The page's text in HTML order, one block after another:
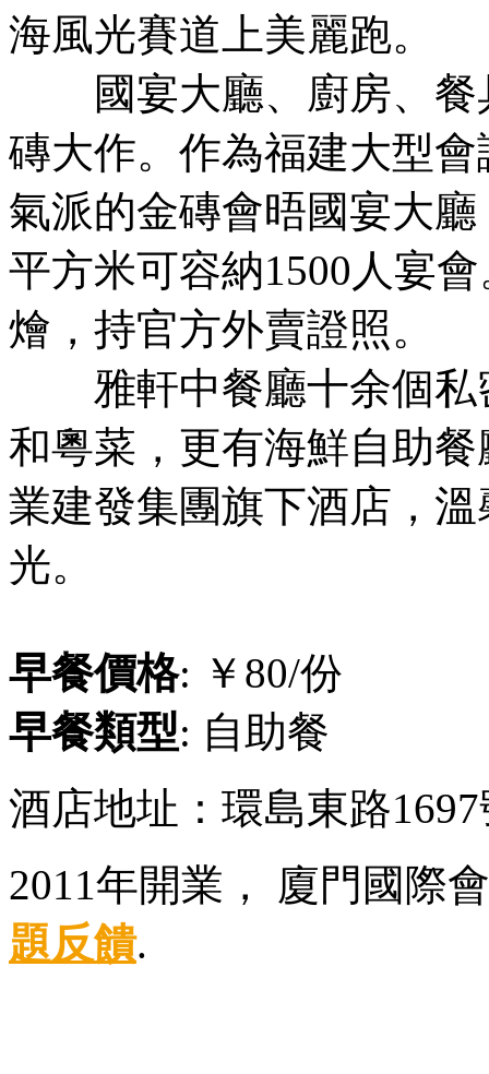
海風光賽道上美麗跑。
國宴大廳、廚房、餐
磚大作。作為福建大型
氣派的金磚會晤國宴大
平方米可容納1500人宴
燴，持官方外賣證照。
雅軒中餐廳十余個私
和粵菜，更有海鮮自助
業建發集團旗下酒店，
光。
早餐價格: ￥80/份
早餐類型: 自助餐
酒店地址：環島東路
2011年開業， 廈門國
題反饋.